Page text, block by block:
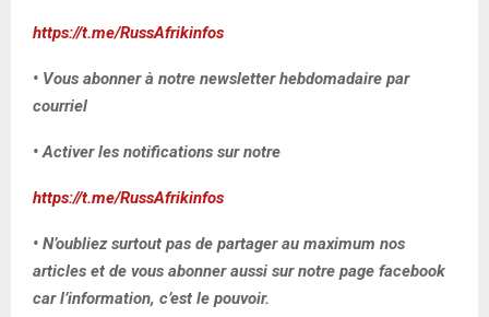
https://t.me/RussAfrikinfos
• Vous abonner à notre newsletter hebdomadaire par
courriel
• Activer les notifications sur notre
https://t.me/RussAfrikinfos
• N’oubliez surtout pas de partager au maximum nos
articles et de vous abonner aussi sur notre page facebook
car l’information, c’est le pouvoir.